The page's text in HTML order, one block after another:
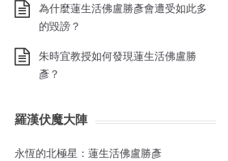
為什麼蓮生活佛盧勝彥會遭受如此多
的毀謗？
朱時宜教授如何發現蓮生活佛盧勝
彥？
羅漢伏魔大陣
永恆的北極星：蓮生活佛盧勝彥